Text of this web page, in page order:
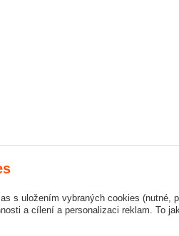
s uložením vybraných cookies
a cílení a personalizaci reklam. To